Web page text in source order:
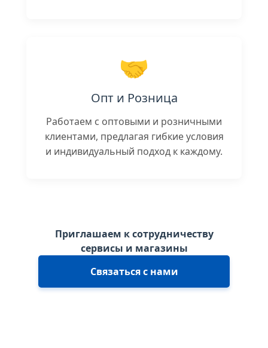
🤝
Опт и Розница
Работаем с оптовыми и розничными
клиентами, предлагая гибкие условия
и индивидуальный подход к каждому.
Приглашаем к сотрудничеству
сервисы и магазины
Связаться с нами